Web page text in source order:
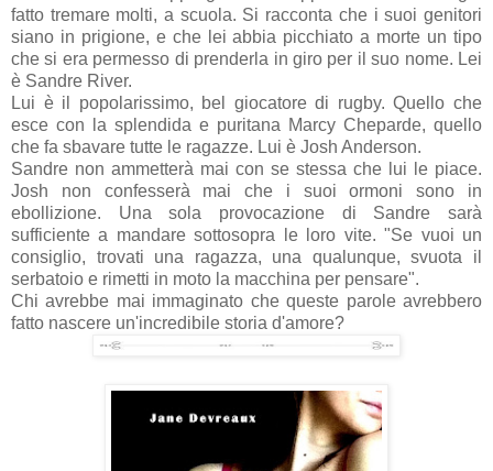
fatto tremare molti, a scuola. Si racconta che i suoi genitori
siano in prigione, e che lei abbia picchiato a morte un tipo
che si era permesso di prenderla in giro per il suo nome. Lei
è Sandre River.
Lui è il popolarissimo, bel giocatore di rugby. Quello che
esce con la splendida e puritana Marcy Cheparde, quello
che fa sbavare tutte le ragazze. Lui è Josh Anderson.
Sandre non ammetterà mai con se stessa che lui le piace.
Josh non confesserà mai che i suoi ormoni sono in
ebollizione. Una sola provocazione di Sandre sarà
sufficiente a mandare sottosopra le loro vite. "Se vuoi un
consiglio, trovati una ragazza, una qualunque, svuota il
serbatoio e rimetti in moto la macchina per pensare".
Chi avrebbe mai immaginato che queste parole avrebbero
fatto nascere un'incredibile storia d'amore?